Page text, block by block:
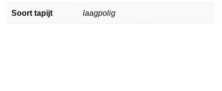
Soort tapijt laagpolig